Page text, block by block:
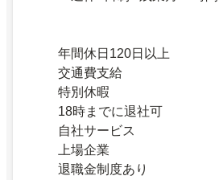
年間休日120日以上
交通費支給
特別休暇
18時までに退社可
自社サービス
上場企業
退職金制度あり